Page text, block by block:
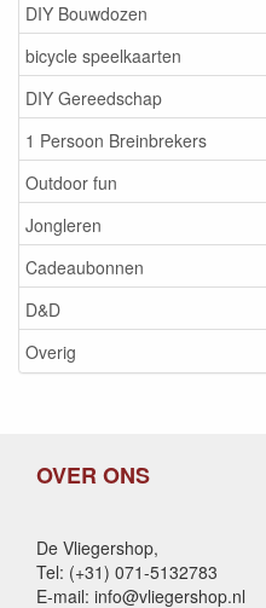
DIY Bouwdozen
bicycle speelkaarten
DIY Gereedschap
1 Persoon Breinbrekers
Outdoor fun
Jongleren
Cadeaubonnen
D&D
Overig
OVER ONS
De Vliegershop,
Tel: (+31) 071-5132783
E-mail: info@vliegershop.nl